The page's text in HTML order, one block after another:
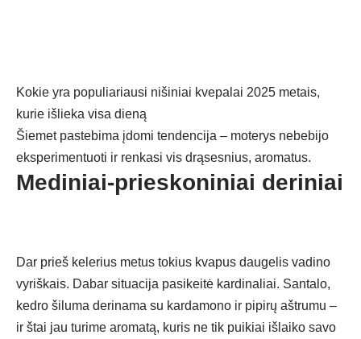
Kokie yra populiariausi nišiniai kvepalai 2025 metais,
kurie išlieka visa dieną
Šiemet pastebima įdomi tendencija – moterys nebebijo
eksperimentuoti ir renkasi vis drąsesnius, aromatus.
Mediniai-prieskoniniai deriniai
Dar prieš kelerius metus tokius kvapus daugelis vadino
vyriškais. Dabar situacija pasikeitė kardinaliai. Santalo,
kedro šiluma derinama su kardamono ir pipirų aštrumu –
ir štai jau turime aromatą, kuris ne tik puikiai išlaiko savo